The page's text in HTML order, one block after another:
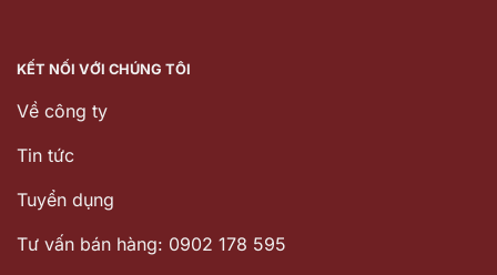
KẾT NỐI VỚI CHÚNG TÔI
Về công ty
Tin tức
Tuyển dụng
Tư vấn bán hàng: 0902 178 595